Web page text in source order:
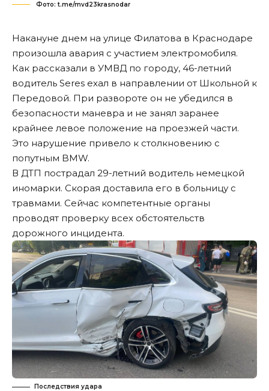
Фото: t.me/mvd23krasnodar
Накануне днем на улице Филатова в Краснодаре
произошла авария с участием электромобиля.
Как рассказали в УМВД по городу, 46-летний
водитель Seres ехал в направлении от Школьной к
Передовой. При развороте он не убедился в
безопасности маневра и не занял заранее
крайнее левое положение на проезжей части.
Это нарушение привело к столкновению с
попутным BMW.
В ДТП пострадал 29-летний водитель немецкой
иномарки. Скорая доставила его в больницу с
травмами. Сейчас компетентные органы
проводят проверку всех обстоятельств
дорожного инцидента.
Последствия удара